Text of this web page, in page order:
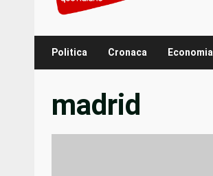
Politica Cronaca Economia
madrid